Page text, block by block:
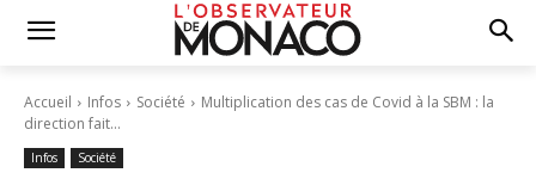
Accueil Infos Société
Multiplication des cas de Covid à la SBM : la
direction fait...
Infos Société